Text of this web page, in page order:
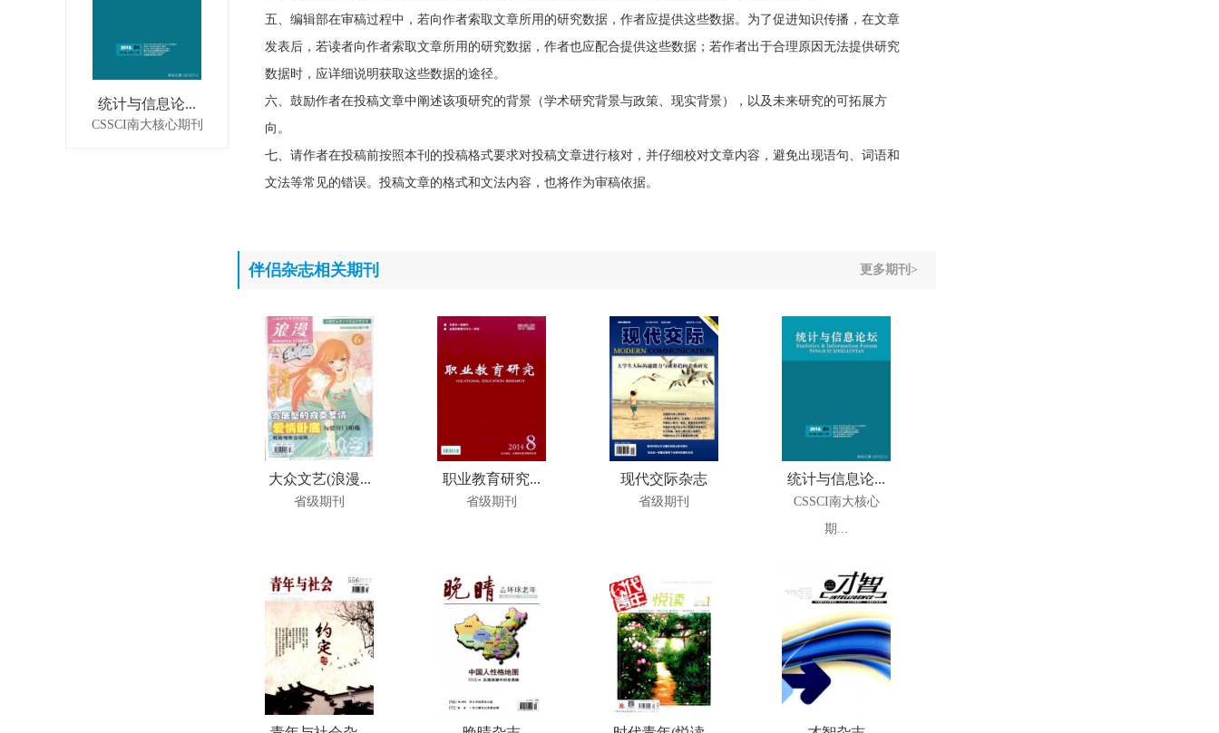
统计与信息论...
CSSCI南大核心期刊
五、编辑部在审稿过程中，若向作者索取文章所用的研究数据，作者应提供这些数据。为了促进知识传播，在文章
发表后，若读者向作者索取文章所用的研究数据，作者也应配合提供这些数据；若作者出于合理原因无法提供研究
数据时，应详细说明获取这些数据的途径。
六、鼓励作者在投稿文章中阐述该项研究的背景（学术研究背景与政策、现实背景），以及未来研究的可拓展方
向。
七、请作者在投稿前按照本刊的投稿格式要求对投稿文章进行核对，并仔细校对文章内容，避免出现语句、词语和
文法等常见的错误。投稿文章的格式和文法内容，也将作为审稿依据。
伴侣杂志相关期刊 更多期刊>
大众文艺(浪漫...
省级期刊
职业教育研究...
省级期刊
现代交际杂志
省级期刊
统计与信息论...
CSSCI南大核心
期...